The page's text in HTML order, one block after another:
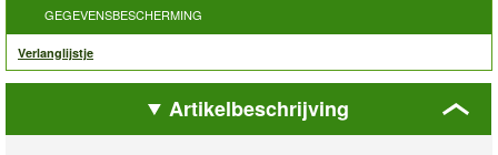
GEGEVENSBESCHERMING
Verlanglijstje
Artikelbeschrijving